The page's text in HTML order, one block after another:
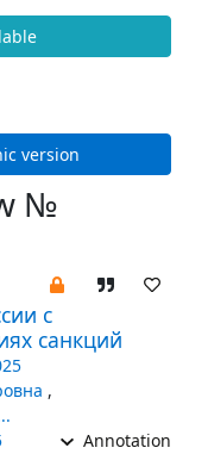
version
№
с
санкций
,
Annotation